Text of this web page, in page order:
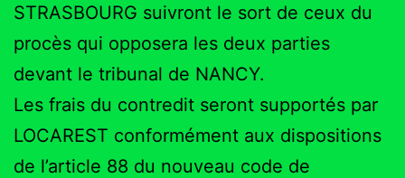
STRASBOURG suivront le sort de ceux du
procès qui opposera les deux parties
devant le tribunal de NANCY.
Les frais du contredit seront supportés par
LOCAREST conformément aux dispositions
de l’article 88 du nouveau code de